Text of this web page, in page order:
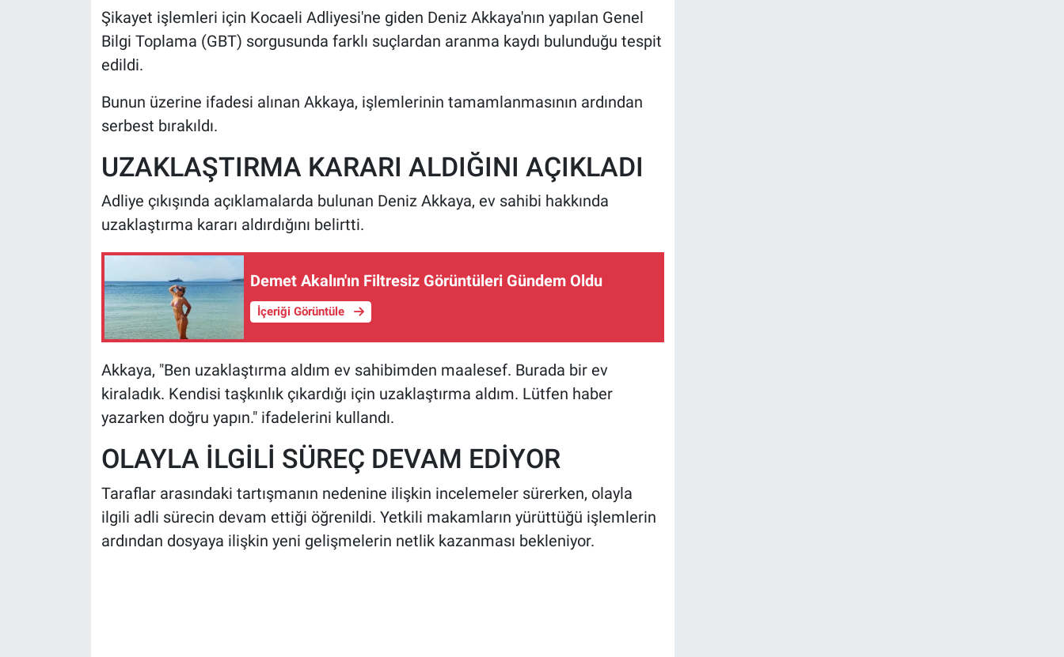
Şikayet işlemleri için Kocaeli Adliyesi'ne giden Deniz Akkaya'nın yapılan Genel
Bilgi Toplama (GBT) sorgusunda farklı suçlardan aranma kaydı bulunduğu tespit
edildi.
Bunun üzerine ifadesi alınan Akkaya, işlemlerinin tamamlanmasının ardından
serbest bırakıldı.
UZAKLAŞTIRMA KARARI ALDIĞINI AÇIKLADI
Adliye çıkışında açıklamalarda bulunan Deniz Akkaya, ev sahibi hakkında
uzaklaştırma kararı aldırdığını belirtti.
Demet Akalın'ın Filtresiz Görüntüleri Gündem Oldu
İçeriği Görüntüle
Akkaya, "Ben uzaklaştırma aldım ev sahibimden maalesef. Burada bir ev
kiraladık. Kendisi taşkınlık çıkardığı için uzaklaştırma aldım. Lütfen haber
yazarken doğru yapın." ifadelerini kullandı.
OLAYLA İLGİLİ SÜREÇ DEVAM EDİYOR
Taraflar arasındaki tartışmanın nedenine ilişkin incelemeler sürerken, olayla
ilgili adli sürecin devam ettiği öğrenildi. Yetkili makamların yürüttüğü işlemlerin
ardından dosyaya ilişkin yeni gelişmelerin netlik kazanması bekleniyor.